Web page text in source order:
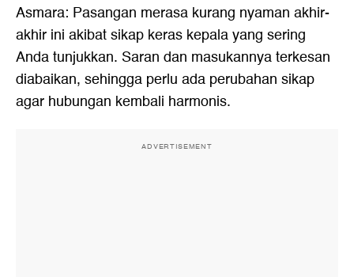
Asmara: Pasangan merasa kurang nyaman akhir-
akhir ini akibat sikap keras kepala yang sering
Anda tunjukkan. Saran dan masukannya terkesan
diabaikan, sehingga perlu ada perubahan sikap
agar hubungan kembali harmonis.
ADVERTISEMENT